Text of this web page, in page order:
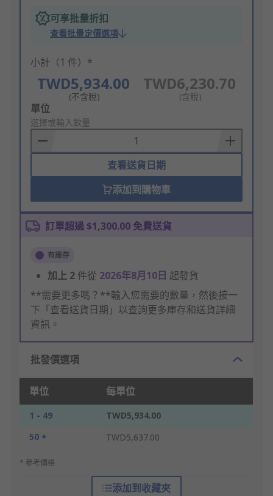
可享批量折扣
查看批量定價選項
小計（1 件）*
TWD5,934.00
(不含稅)
TWD6,230.70
(含稅)
Add
to
Basket
單位
選擇或輸入數量
查看送貨日期
添加到購物車
訂單超過 $1,300.00 免費送貨
有庫存
加上 2 件從 2026年8月10日 起發貨
**需要更多嗎？**輸入您需要的數量，然後按一
下「查看送貨日期」以查詢更多庫存和送貨詳細
資訊。
批發價選項
單位 每單位
1 - 49
TWD5,934.00
50 +
TWD5,637.00
* 參考價格
添加到收藏夾